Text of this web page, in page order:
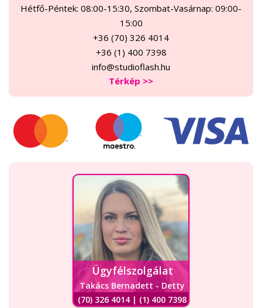
Hétfő-Péntek: 08:00-15:30, Szombat-Vasárnap: 09:00-
15:00
+36 (70) 326 4014
+36 (1) 400 7398
info@studioflash.hu
Térkép >>
Ügyfélszolgálat
Takács Bernadett - Detty
(70) 326 4014 | (1) 400 7398